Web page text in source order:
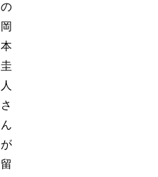
の
岡
本
圭
人
さ
ん
が
留